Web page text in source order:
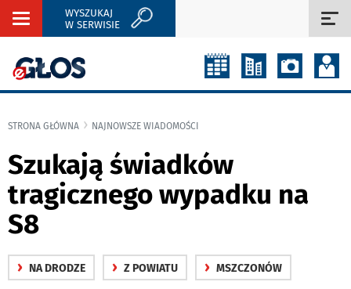
Rozwiń
WYSZUKAJ
W SERWISIE
STRONA GŁÓWNA NAJNOWSZE WIADOMOŚCI
Szukają świadków
tragicznego wypadku na
S8
› NA DRODZE › Z POWIATU › MSZCZONÓW